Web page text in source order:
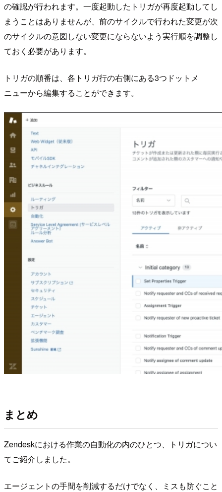
の確認が行われます。一度起動したトリガが再度起動してし
まうことはありませんが、前のサイクルで行われた変更が次
のサイクルの意図しない変更にならないよう実行順を調整し
ておく必要があります。
トリガの順番は、各トリガ行の右側にある3つドットメ
ニューから編集することができます。
まとめ
Zendeskにおける作業の自動化の内のひとつ、トリガについ
てご紹介しました。
エージェントの手間を削減するだけでなく、ミスも防ぐこと